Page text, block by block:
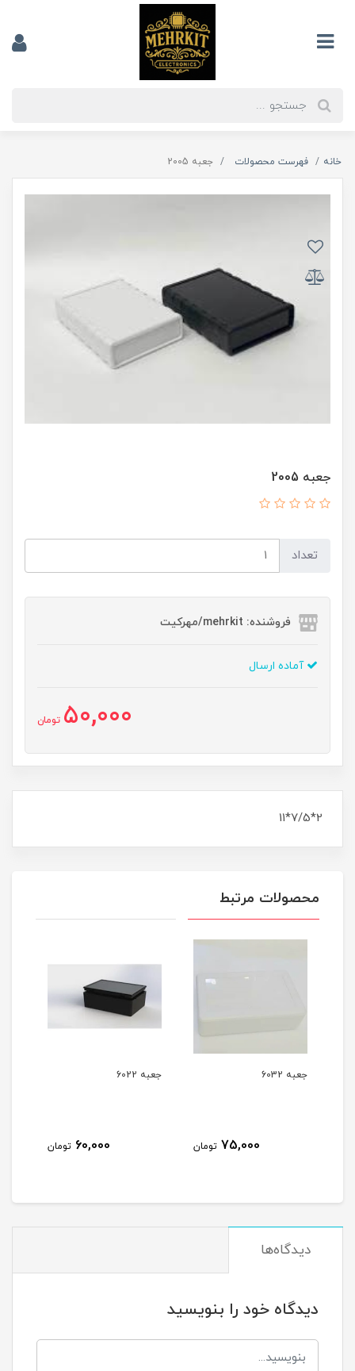
خانه فهرست محصولات جعبه 2005
جعبه 2005
تعداد
فروشنده: mehrkit/مهرکیت
آماده ارسال
50,000 تومان
2*7/5*11
محصولات مرتبط
جعبه 6032
75,000 تومان
جعبه 6022
60,000 تومان
دیدگاه‌ها
دیدگاه خود را بنویسید